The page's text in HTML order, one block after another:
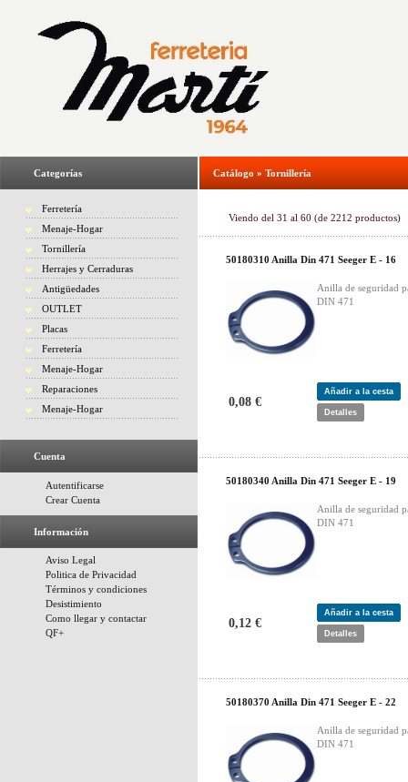
Categorías
Ferretería
Menaje-Hogar
Tornillería
Herrajes y Cerraduras
Antigüedades
OUTLET
Placas
Ferretería
Menaje-Hogar
Reparaciones
Menaje-Hogar
Cuenta
Autentificarse
Crear Cuenta
Información
Aviso Legal
Politica de Privacidad
Términos y condiciones
Desistimiento
Como llegar y contactar
QF+
Catálogo » Tornillería
Viendo del 31 al 60 (de 2212 productos)
50180310 Anilla Din 471 Seeger E - 16
Anilla de seguridad
DIN 471
0,08 €
Añadir a la cesta
Detalles
50180340 Anilla Din 471 Seeger E - 19
Anilla de seguridad
DIN 471
0,12 €
Añadir a la cesta
Detalles
50180370 Anilla Din 471 Seeger E - 22
Anilla de seguridad
DIN 471